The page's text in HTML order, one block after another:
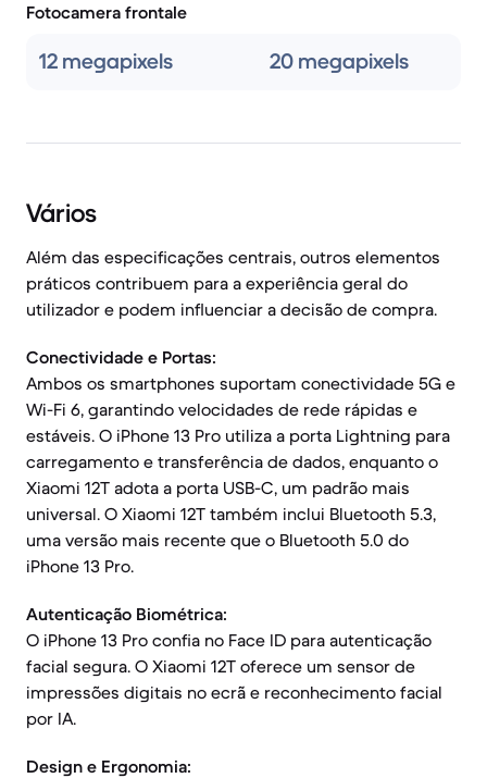
Fotocamera frontale
12 megapixels 20 megapixels
Vários
Além das especificações centrais, outros elementos
práticos contribuem para a experiência geral do
utilizador e podem influenciar a decisão de compra.
Conectividade e Portas:
Ambos os smartphones suportam conectividade 5G e
Wi-Fi 6, garantindo velocidades de rede rápidas e
estáveis. O iPhone 13 Pro utiliza a porta Lightning para
carregamento e transferência de dados, enquanto o
Xiaomi 12T adota a porta USB-C, um padrão mais
universal. O Xiaomi 12T também inclui Bluetooth 5.3,
uma versão mais recente que o Bluetooth 5.0 do
iPhone 13 Pro.
Autenticação Biométrica:
O iPhone 13 Pro confia no Face ID para autenticação
facial segura. O Xiaomi 12T oferece um sensor de
impressões digitais no ecrã e reconhecimento facial
por IA.
Design e Ergonomia: